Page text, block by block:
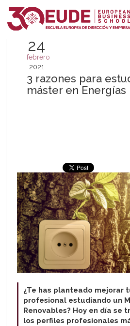
24
febrero
2021
3 razones para
máster en Energías
¿Te has planteado mejorar
profesional estudiando un
Renovables? Hoy en día se
los perfiles profesionales